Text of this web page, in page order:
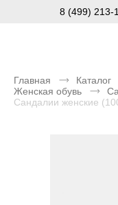
8 (499) 213-
Главная Каталог
Женская обувь
Сандалии женские